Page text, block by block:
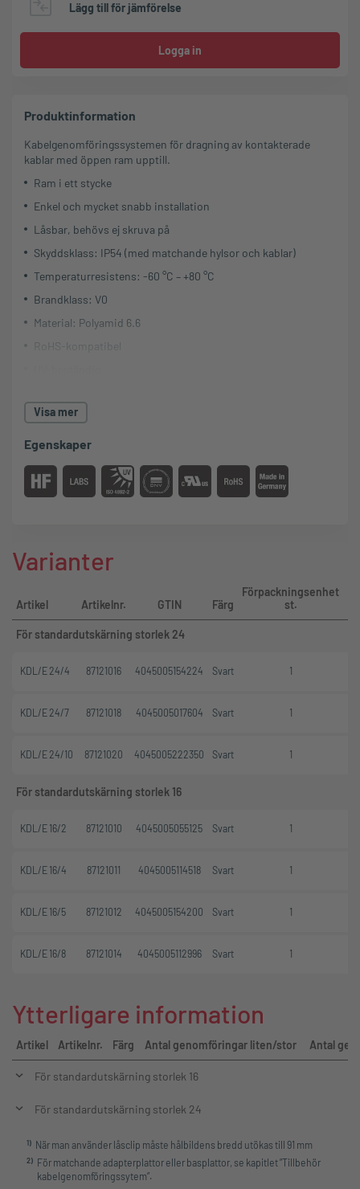
Lägg till för jämförelse
Logga in
Produktinformation
Kabelgenomföringssystemen för dragning av kontakterade
kablar med öppen ram upptill.
Ram i ett stycke
Enkel och mycket snabb installation
Låsbar, behövs ej skruva på
Skyddsklass: IP54 (med matchande hylsor och kablar)
Temperaturresistens: -60 °C – +80 °C
Brandklass: V0
Material: Polyamid 6.6
RoHS-kompatibel
Låsclips för 1.5 mm - 2.0 mm plåttjocklek ingår; Låsclips finns
Passar standardutskärningar för 24- och 16-poliga
industrikontaktdon
EMC-lösning med dragavlastningsplatta är enkel att
Visa mer
Egenskaper
Varianter
Artikel Artikelnr. GTIN Färg
Förpackningsenhet
st.
För standardutskärning storlek 24
KDL/E 24/4 87121016 4045005154224 Svart 1
KDL/E 24/7 87121018 4045005017604 Svart 1
KDL/E 24/10 87121020 4045005222350 Svart 1
För standardutskärning storlek 16
KDL/E 16/2 87121010 4045005055125 Svart 1
KDL/E 16/4 87121011 4045005114518 Svart 1
KDL/E 16/5 87121012 4045005154200 Svart 1
KDL/E 16/8 87121014 4045005112996 Svart 1
Ytterligare information
Artikel Artikelnr. Färg Antal genomföringar liten/stor Antal
För standardutskärning storlek 16
För standardutskärning storlek 24
1) När man använder låsclip måste hålbildens bredd utökas till 91 mm
2) För matchande adapterplattor eller basplattor, se kapitlet ”Tillbehör
kabelgenomföringssytem”.